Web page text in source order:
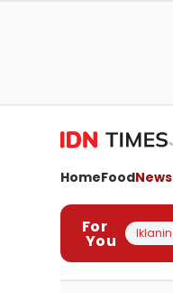
HomeFoodNews
For
You Iklanin